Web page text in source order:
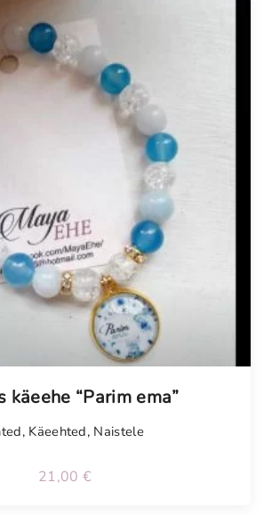
käeehe “Parim ema”
, Käeehted, Naistele
21,00 €